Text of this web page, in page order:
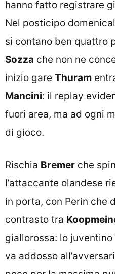
hanno fatto registrare
Nel posticipo
si contano ben quattro
Sozza che non ne
inizio gare Thuram
Mancini: il replay
fuori area, ma ad ogni
di gioco.
Rischia Bremer che
l’attaccante olandese
in porta, con Perin che
contrasto tra
giallorossa: lo
va addosso